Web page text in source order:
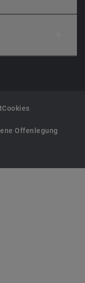
Cookies
Offenlegung